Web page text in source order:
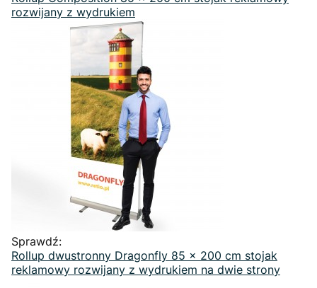
rozwijany z wydrukiem
Sprawdź:
Rollup dwustronny Dragonfly 85 x 200 cm stojak
reklamowy rozwijany z wydrukiem na dwie strony